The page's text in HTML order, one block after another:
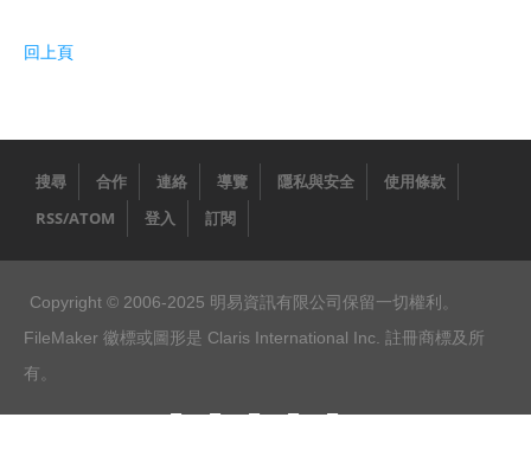
FileMaker Pro 規格能力
FileMaker 新線上文件與快捷鍵
最佳硬體
下載試用
詢價購買
回上頁
搜尋 合作 連絡 導覽 隱私與安全
使用條款
RSS/ATOM
登入 訂閱
Copyright © 2006-2025 明易資訊有限公司保留一切權利。
FileMaker 徽標或圖形是 Claris International Inc. 註冊商標及所
有。